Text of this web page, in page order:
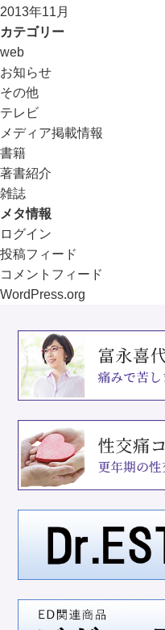
2013年11月
カテゴリー
web
お知らせ
その他
テレビ
メディア掲載情報
書籍
著書紹介
雑誌
メタ情報
ログイン
投稿フィード
コメントフィード
WordPress.org